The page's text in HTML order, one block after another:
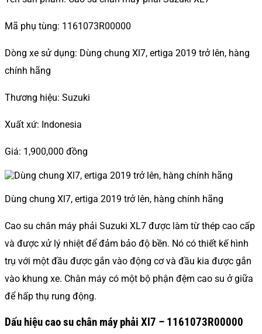
Mã phụ tùng: 1161073R00000
Dòng xe sử dụng: Dùng chung Xl7, ertiga 2019 trở lên, hàng
chính hãng
Thương hiệu: Suzuki
Xuất xứ: Indonesia
Giá: 1,900,000 đồng
Dùng chung Xl7, ertiga 2019 trở lên, hàng chính hãng
Cao su chân máy phải Suzuki XL7 được làm từ thép cao cấp
và được xử lý nhiệt để đảm bảo độ bền. Nó có thiết kế hình
trụ với một đầu được gắn vào động cơ và đầu kia được gắn
vào khung xe. Chân máy có một bộ phận đệm cao su ở giữa
để hấp thụ rung động.
Dấu hiệu cao su chân máy phải Xl7 – 1161073R00000